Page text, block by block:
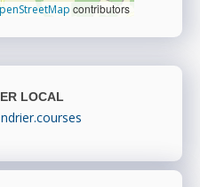
contributors
LOCAL